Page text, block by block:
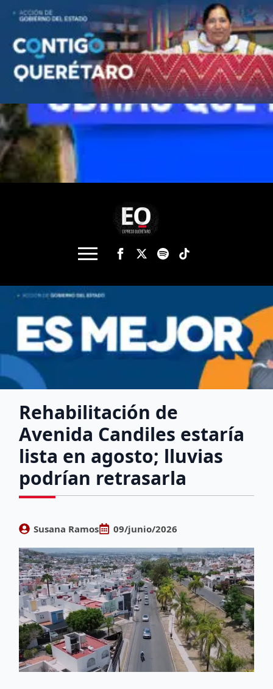
Rehabilitación de
Avenida Candiles estaría
lista en agosto; lluvias
podrían retrasarla
Susana Ramos 09/junio/2026